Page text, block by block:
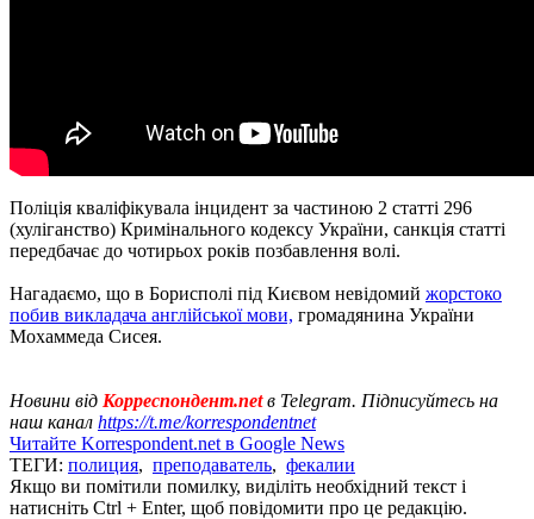
Поліція кваліфікувала інцидент за частиною 2 статті 296
(хуліганство) Кримінального кодексу України, санкція статті
передбачає до чотирьох років позбавлення волі.
Нагадаємо, що в Борисполі під Києвом невідомий жорстоко
побив викладача англійської мови, громадянина України
Мохаммеда Сисея.
Новини від Корреспондент.netв Telegram. Підписуйтесь на
наш канал https://t.me/korrespondentnet
Читайте Korrespondent.net в Google News
ТЕГИ: полиция, преподаватель, фекалии
Якщо ви помітили помилку, виділіть необхідний текст і
натисніть Ctrl + Enter, щоб повідомити про це редакцію.